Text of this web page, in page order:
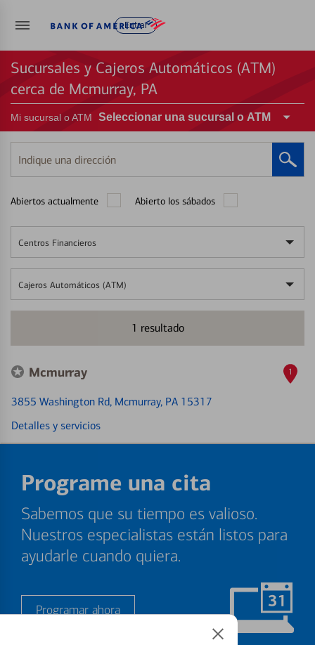
Entrar
Sucursales y Cajeros Automáticos (ATM)
cerca de Mcmurray, PA
Mi sucursal o ATM Seleccionar una sucursal o ATM
Indique
una
Abiertos actualmente Abierto los sábados
Centros Financieros
Cajeros Automáticos (ATM)
1 resultado
Mcmurray
3855 Washington Rd, Mcmurray, PA 15317
Detalles y servicios
1
Programe una cita
Sabemos que su tiempo es valioso.
Nuestros especialistas están listos para
ayudarle cuando quiera.
Programar ahora